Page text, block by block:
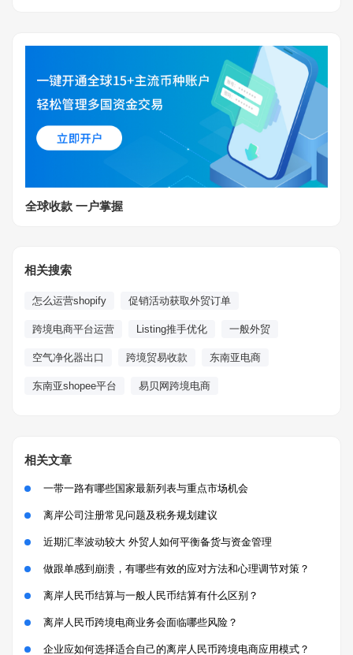
全球收款 一户掌握
相关搜索
怎么运营shopify 促销活动获取外贸订单
跨境电商平台运营 Listing推手优化 一般外贸
空气净化器出口 跨境贸易收款 东南亚电商
东南亚shopee平台 易贝网跨境电商
相关文章
一带一路有哪些国家最新列表与重点市场机会
离岸公司注册常见问题及税务规划建议
近期汇率波动较大 外贸人如何平衡备货与资金管理
做跟单感到崩溃，有哪些有效的应对方法和心理调节对策？
离岸人民币结算与一般人民币结算有什么区别？
离岸人民币跨境电商业务会面临哪些风险？
企业应如何选择适合自己的离岸人民币跨境电商应用模式？